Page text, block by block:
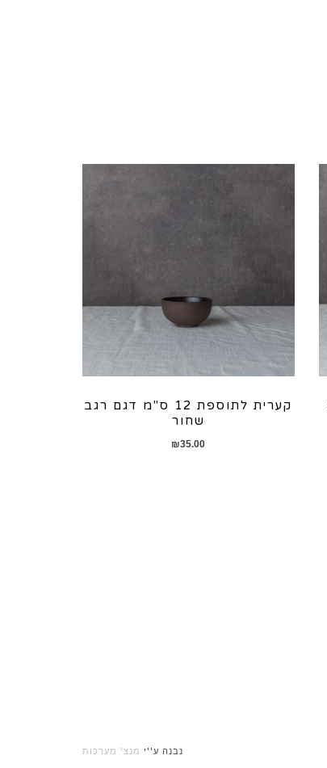
קערית לתוספת 12 ס"מ דגם רגב
שחור
₪35.00
נבנה ע''י מנצ' מערכות